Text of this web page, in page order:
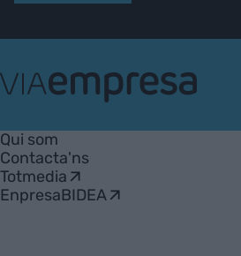
Empresa
Qui som
Contacta'ns
Totmedia
EnpresaBIDEA